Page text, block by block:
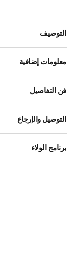
التوصيف
معلومات إضافية
فن التفاصيل
التوصيل والإرجاع
برنامج الولاء